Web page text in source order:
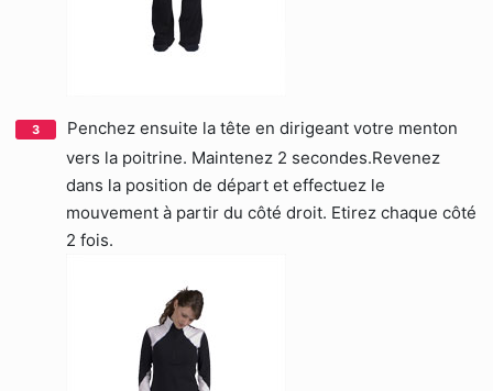
Penchez ensuite la tête en dirigeant votre menton
vers la poitrine. Maintenez 2 secondes.Revenez
dans la position de départ et effectuez le
mouvement à partir du côté droit. Etirez chaque côté
2 fois.